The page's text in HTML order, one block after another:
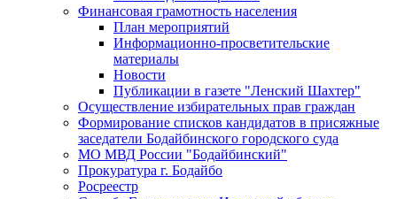
Финансовая грамотность населения
План мероприятий
Информационно-просветительские
материалы
Новости
Публикации в газете "Ленский Шахтер"
Осуществление избирательных прав граждан
Формирование списков кандидатов в присяжные
заседатели Бодайбинского городского суда
МО МВД России "Бодайбинский"
Прокуратура г. Бодайбо
Росреестр